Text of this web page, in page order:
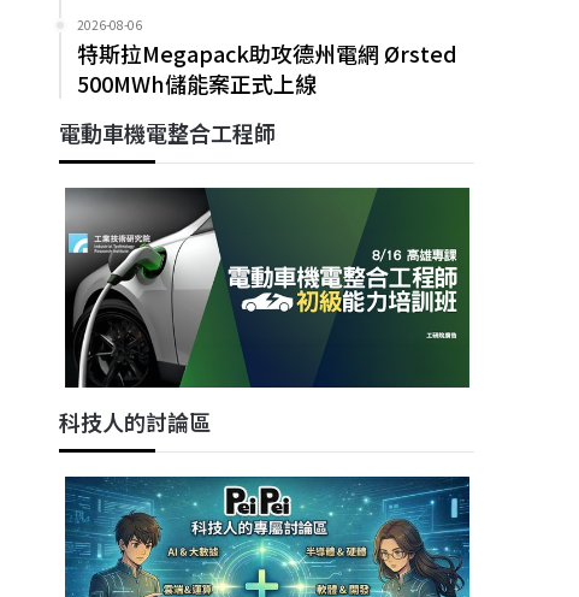
2026-08-06
特斯拉Megapack助攻德州電網 Ørsted
500MWh儲能案正式上線
電動車機電整合工程師
科技人的討論區